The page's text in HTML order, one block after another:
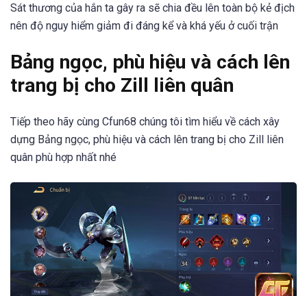
Sát thương của hắn ta gây ra sẽ chia đều lên toàn bộ kẻ địch
nên độ nguy hiểm giảm đi đáng kể và khá yếu ở cuối trận
Bảng ngọc, phù hiệu và cách lên
trang bị cho Zill liên quân
Tiếp theo hãy cùng Cfun68 chúng tôi tìm hiểu về cách xây
dựng Bảng ngọc, phù hiệu và cách lên trang bị cho Zill liên
quân phù hợp nhất nhé